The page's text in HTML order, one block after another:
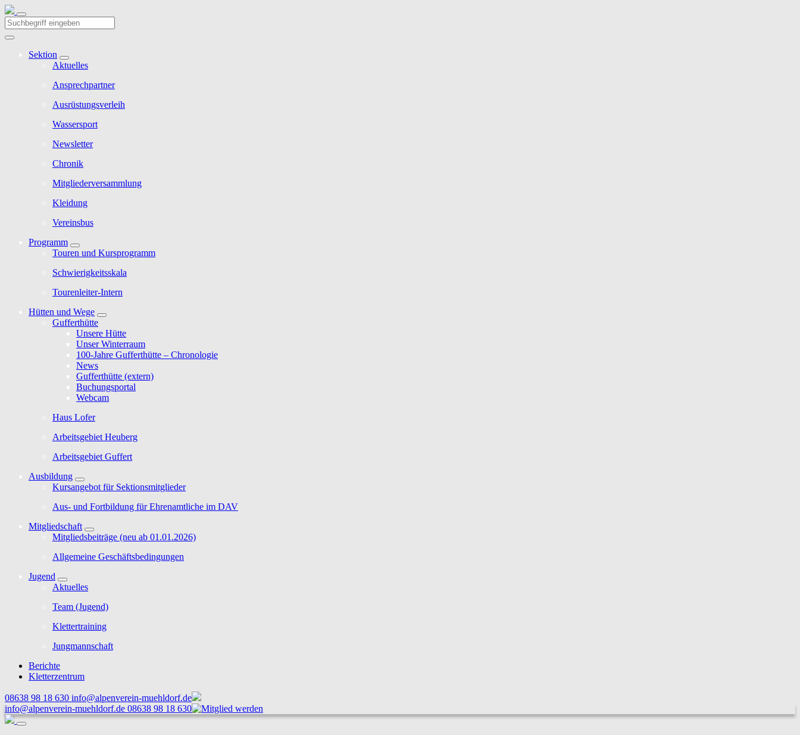
Sektion
Aktuelles
Ansprechpartner
Ausrüstungsverleih
Wassersport
Newsletter
Chronik
Mitgliederversammlung
Kleidung
Vereinsbus
Programm
Touren und Kursprogramm
Schwierigkeitsskala
Tourenleiter-Intern
Hütten und Wege
Gufferthütte
Unsere Hütte
Unser Winterraum
100-Jahre Gufferthütte – Chronologie
News
Gufferthütte (extern)
Buchungsportal
Webcam
Haus Lofer
Arbeitsgebiet Heuberg
Arbeitsgebiet Guffert
Ausbildung
Kursangebot für Sektionsmitglieder
Aus- und Fortbildung für Ehrenamtliche im DAV
Mitgliedschaft
Mitgliedsbeiträge (neu ab 01.01.2026)
Allgemeine Geschäftsbedingungen
Jugend
Aktuelles
Team (Jugend)
Klettertraining
Jungmannschaft
Berichte
Kletterzentrum
08638 98 18 630 info@alpenverein-muehldorf.de
info@alpenverein-muehldorf.de 08638 98 18 630